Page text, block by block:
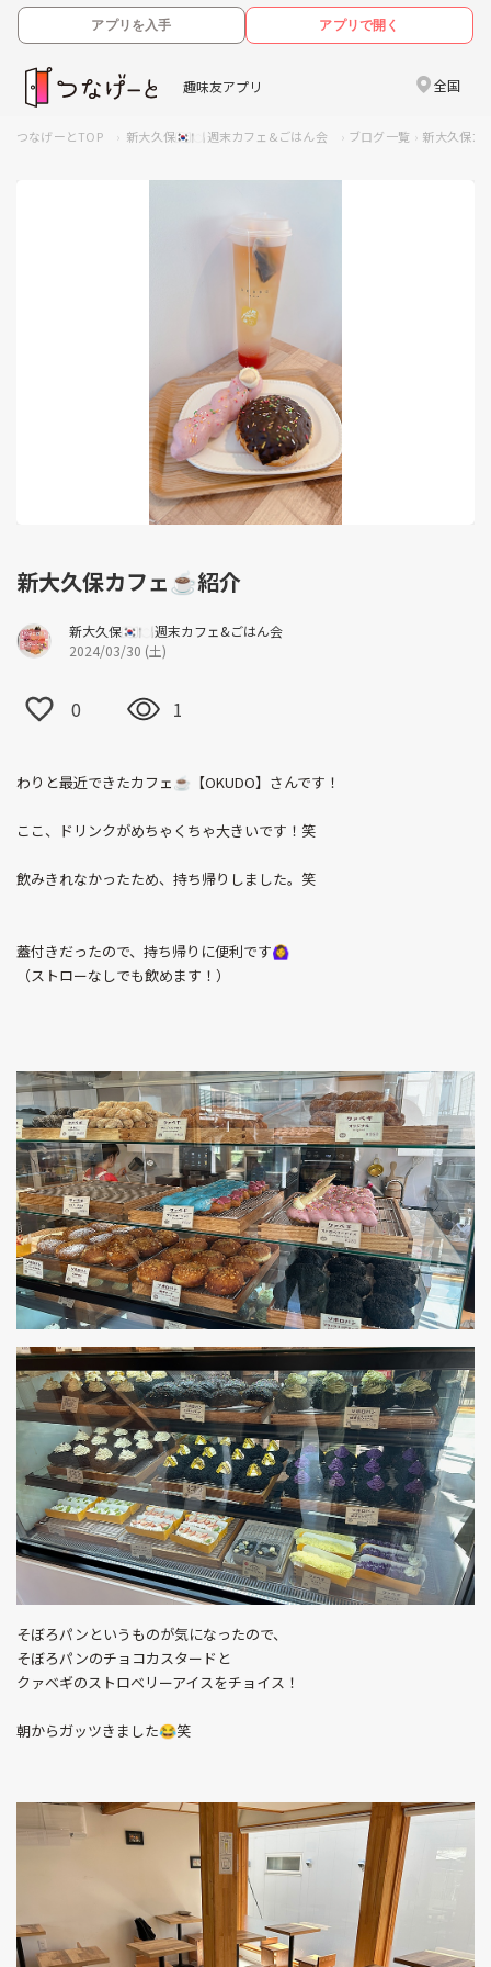
アプリを入手 アプリで開く
趣味友アプリ 全国
つなげーとTOP 新大久保🇰🇷🍽️週末カフェ&ごはん会 ブログ一覧 新大久保カ
新大久保カフェ☕️紹介
新大久保🇰🇷🍽️週末カフェ&ごはん会
2024/03/30 (土)
0 1
わりと最近できたカフェ☕️【OKUDO】さんです！
ここ、ドリンクがめちゃくちゃ大きいです！笑
飲みきれなかったため、持ち帰りしました。笑
蓋付きだったので、持ち帰りに便利です🙆‍♀️
（ストローなしでも飲めます！）
そぼろパンというものが気になったので、
そぼろパンのチョコカスタードと
クァベギのストロベリーアイスをチョイス！
朝からガッツきました😂笑